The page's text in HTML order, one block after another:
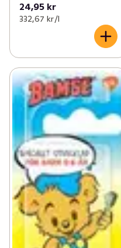
24,95 kr
332,67 kr /l